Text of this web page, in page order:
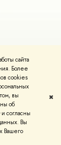
сайта
Более
cookies
вы
об
согласны
Вы
Вашего
✖
НИУ ВШЭ